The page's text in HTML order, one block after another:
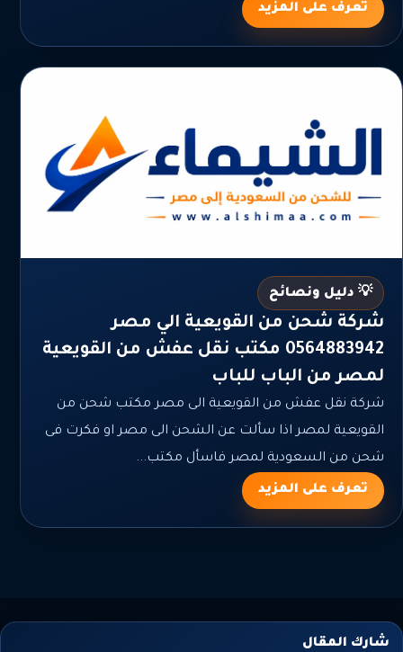
تعرف على المزيد
💡 دليل ونصائح
شركة شحن من القويعية الي مصر
0564883942 مكتب نقل عفش من القويعية
لمصر من الباب للباب
شركة نقل عفش من القويعية الى مصر مكتب شحن من
القويعية لمصر اذا سألت عن الشحن الى مصر او فكرت فى
شحن من السعودية لمصر فاسأل مكتب...
تعرف على المزيد
شارك المقال